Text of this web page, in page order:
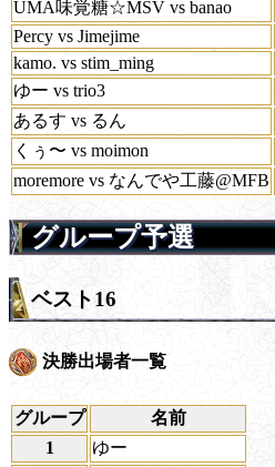
UMA味覚糖☆MSV vs banao
Percy vs Jimejime
kamo. vs stim_ming
ゆー vs trio3
あるす vs るん
くぅ〜 vs moimon
moremore vs なんでや工藤@MFB
グループ予選
ベスト16
決勝出場者一覧
グループ
名前
1
ゆー